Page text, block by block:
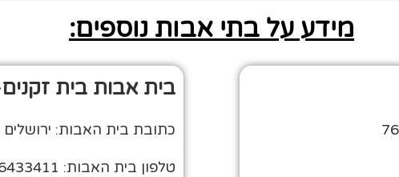
מידע על בתי אבות נוספים:
בית אבות בית
כתובת בית האבות: ירושלים
טלפון בית האבות: 02-6433411